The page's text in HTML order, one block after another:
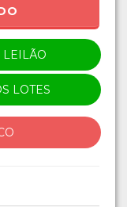
LEILÃO
LOTES